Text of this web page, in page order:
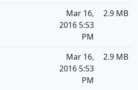
Mar 16,
2016 5:53
PM
2.9 MB
Mar 16,
2016 5:53
PM
2.9 MB